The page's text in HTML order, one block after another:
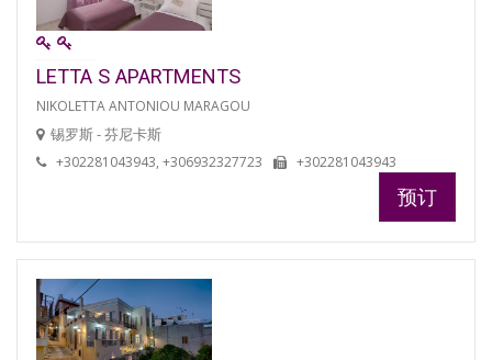
LETTA S APARTMENTS
NIKOLETTA ANTONIOU MARAGOU
锡罗斯 - 芬尼卡斯
+302281043943, +306932327723 +302281043943
预订